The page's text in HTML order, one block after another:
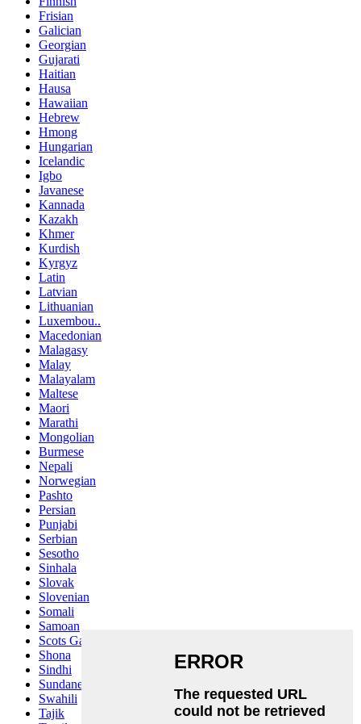
Frisian
Galician
Georgian
Gujarati
Haitian
Hausa
Hawaiian
Hebrew
Hmong
Hungarian
Icelandic
Igbo
Javanese
Kannada
Kazakh
Khmer
Kurdish
Kyrgyz
Latin
Latvian
Lithuanian
Luxembou..
Macedonian
Malagasy
Malay
Malayalam
Maltese
Maori
Marathi
Mongolian
Burmese
Nepali
Norwegian
Pashto
Persian
Punjabi
Serbian
Sesotho
Sinhala
Slovak
Slovenian
Somali
Samoan
Scots Gaelic
Shona
Sindhi
Sundanese
Swahili
Tajik